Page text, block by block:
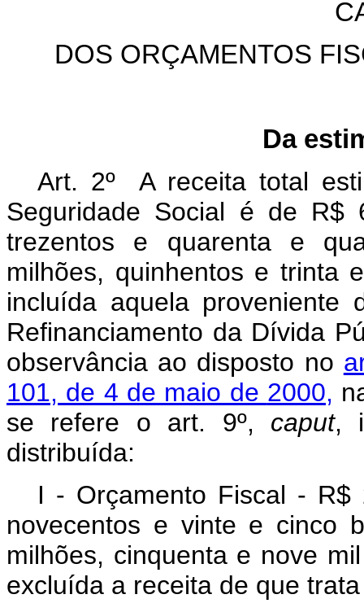
DOS ORÇAMENTOS
Da
Art. 2º A receita total
Seguridade Social é de R$
trezentos e quarenta e
milhões, quinhentos e trinta
incluída aquela proveniente
Refinanciamento da Dívida
observância ao disposto no
101, de 4 de maio de 2000,
se refere o art. 9º, caput,
distribuída:
I - Orçamento Fiscal - R$
novecentos e vinte e cinco
milhões, cinquenta e nove
excluída a receita de que